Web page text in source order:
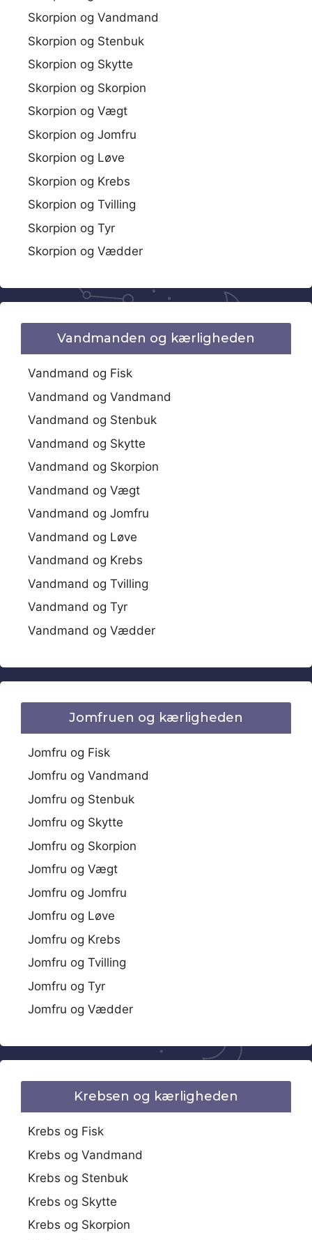
Skorpion og Vandmand
Skorpion og Stenbuk
Skorpion og Skytte
Skorpion og Skorpion
Skorpion og Vægt
Skorpion og Jomfru
Skorpion og Løve
Skorpion og Krebs
Skorpion og Tvilling
Skorpion og Tyr
Skorpion og Vædder
Vandmanden og kærligheden
Vandmand og Fisk
Vandmand og Vandmand
Vandmand og Stenbuk
Vandmand og Skytte
Vandmand og Skorpion
Vandmand og Vægt
Vandmand og Jomfru
Vandmand og Løve
Vandmand og Krebs
Vandmand og Tvilling
Vandmand og Tyr
Vandmand og Vædder
Jomfruen og kærligheden
Jomfru og Fisk
Jomfru og Vandmand
Jomfru og Stenbuk
Jomfru og Skytte
Jomfru og Skorpion
Jomfru og Vægt
Jomfru og Jomfru
Jomfru og Løve
Jomfru og Krebs
Jomfru og Tvilling
Jomfru og Tyr
Jomfru og Vædder
Krebsen og kærligheden
Krebs og Fisk
Krebs og Vandmand
Krebs og Stenbuk
Krebs og Skytte
Krebs og Skorpion